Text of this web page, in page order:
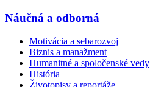
Náučná a odborná
Motivácia a sebarozvoj
Biznis a manažment
Humanitné a spoločenské vedy
História